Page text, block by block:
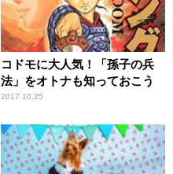
コドモに大人気！「孫子の兵
法」をオトナも知っておこう
2017.10.25